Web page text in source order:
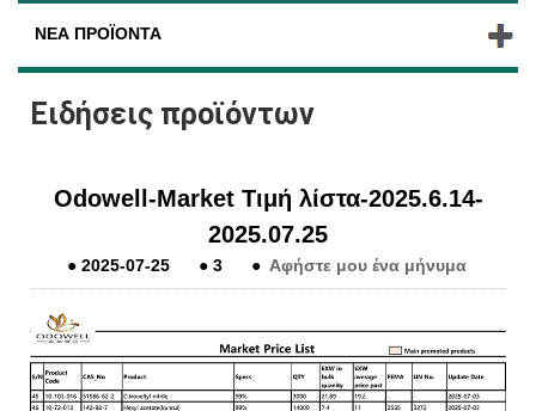
ΝΈΑ ΠΡΟΪΌΝΤΑ
Ειδήσεις προϊόντων
Odowell-Market Τιμή λίστα-2025.6.14-
2025.07.25
● 2025-07-25 ● 3 ● Αφήστε μου ένα μήνυμα